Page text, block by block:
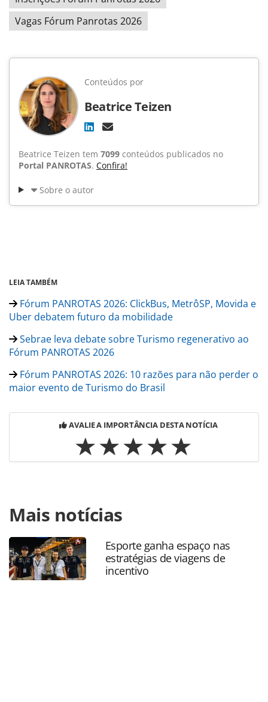
Vagas Fórum Panrotas 2026
Conteúdos por
Beatrice Teizen
Beatrice Teizen tem 7099 conteúdos publicados no
Portal PANROTAS. Confira!
Sobre o autor
LEIA TAMBÉM
Fórum PANROTAS 2026: ClickBus, MetrôSP, Movida e
Uber debatem futuro da mobilidade
Sebrae leva debate sobre Turismo regenerativo ao
Fórum PANROTAS 2026
Fórum PANROTAS 2026: 10 razões para não perder o
maior evento de Turismo do Brasil
AVALIE A IMPORTÂNCIA DESTA NOTÍCIA
https://www.panrotas.com.br/mercado/encontros/2026/
panrotas-2026-chega-a-2-mil-inscritos-e-tem-ultimas-
vagas-disponiveis_226081.html ou as ferramentas
oferecidas na página. Todo o conteúdo produzido pela
PANROTAS Editora é protegido pela legislação brasileira
sobre direito autoral. Não reproduza o conteúdo sem
Mais notícias
Esporte ganha espaço nas
estratégias de viagens de
incentivo